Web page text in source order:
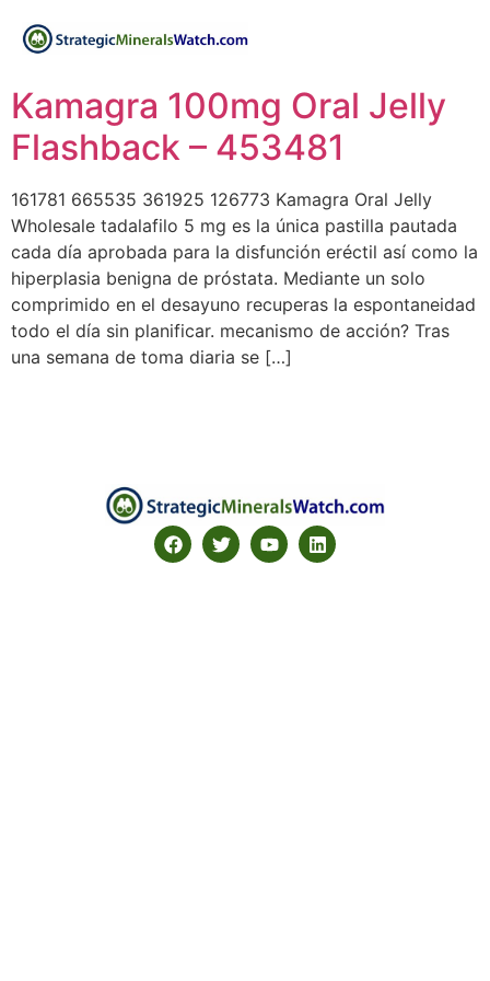
Kamagra 100mg Oral Jelly
Flashback – 453481
161781 665535 361925 126773 Kamagra Oral Jelly
Wholesale tadalafilo 5 mg es la única pastilla pautada
cada día aprobada para la disfunción eréctil así como la
hiperplasia benigna de próstata. Mediante un solo
comprimido en el desayuno recuperas la espontaneidad
todo el día sin planificar. mecanismo de acción? Tras
una semana de toma diaria se […]